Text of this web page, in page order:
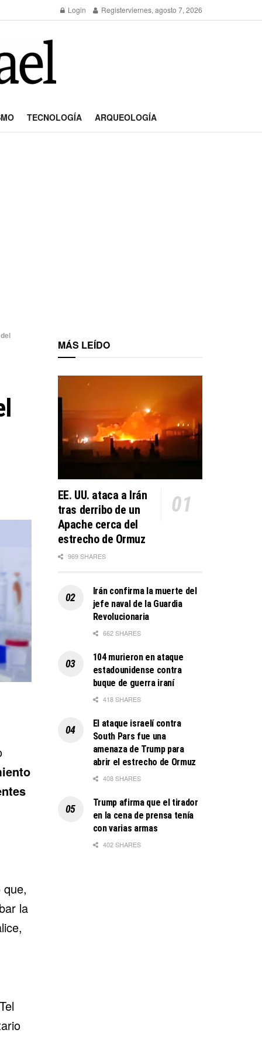
Login Registerviernes, agosto 7, 2026
TECNOLOGÍA ARQUEOLOGÍA
la
MÁS LEÍDO
EE. UU. ataca a Irán
tras derribo de un
Apache cerca del
estrecho de Ormuz
969 SHARES
Irán confirma la muerte del
jefe naval de la Guardia
Revolucionaria
662 SHARES
104 murieron en ataque
estadounidense contra
buque de guerra iraní
418 SHARES
El ataque israelí contra
South Pars fue una
amenaza de Trump para
abrir el estrecho de Ormuz
408 SHARES
Trump afirma que el tirador
en la cena de prensa tenía
con varias armas
402 SHARES